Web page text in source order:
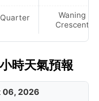
Waning
Crescent
時天氣預報
06, 2026